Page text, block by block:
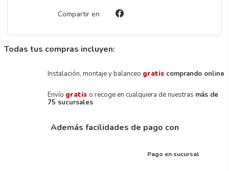
Compartir en
Todas tus compras incluyen:
Instalación, montaje y balanceo gratis comprando online
Envío gratis o recoge en cualquiera de nuestras más de
75 sucursales
Además facilidades de pago con
Pago en sucursal